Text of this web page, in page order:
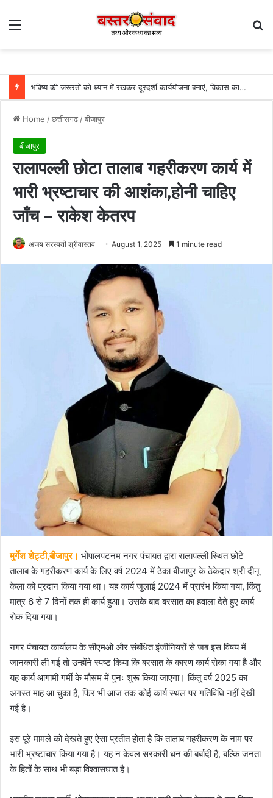
Menu
भविष्य की जरूरतों को ध्यान में रखकर दूरदर्शी कार्ययोजना बनाएं, विकास कार्यों में तेजी और गुणवत्ता हो: उप मुख्यमंत्री अरुण साव….
Home /छत्तीसगढ़ /बीजापुर
बीजापुर
रालापल्ली छोटा तालाब गहरीकरण कार्य में
भारी भ्रष्टाचार की आशंका,होनी चाहिए
जाँच – राकेश केतरप
अजय सरस्वती श्रीवास्तव August 1, 2025 1 minute read
मुर्गेश शेट्टी,बीजापुर। भोपालपटनम नगर पंचायत द्वारा रालापल्ली स्थित छोटे
तालाब के गहरीकरण कार्य के लिए वर्ष 2024 में ठेका बीजापुर के ठेकेदार श्री दीनू
केला को प्रदान किया गया था। यह कार्य जुलाई 2024 में प्रारंभ किया गया, किंतु
मात्र 6 से 7 दिनों तक ही कार्य हुआ। उसके बाद बरसात का हवाला देते हुए कार्य
रोक दिया गया।
नगर पंचायत कार्यालय के सीएमओ और संबंधित इंजीनियरों से जब इस विषय में
जानकारी ली गई तो उन्होंने स्पष्ट किया कि बरसात के कारण कार्य रोका गया है और
यह कार्य आगामी गर्मी के मौसम में पुनः शुरू किया जाएगा। किंतु वर्ष 2025 का
अगस्त माह आ चुका है, फिर भी आज तक कोई कार्य स्थल पर गतिविधि नहीं देखी
गई है।
इस पूरे मामले को देखते हुए ऐसा प्रतीत होता है कि तालाब गहरीकरण के नाम पर
भारी भ्रष्टाचार किया गया है। यह न केवल सरकारी धन की बर्बादी है, बल्कि जनता
के हितों के साथ भी बड़ा विश्वासघात है।